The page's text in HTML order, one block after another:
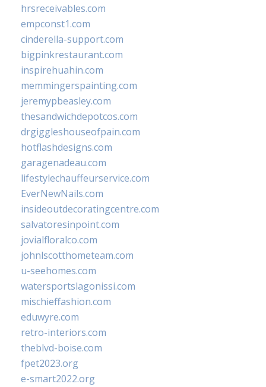
hrsreceivables.com
empconst1.com
cinderella-support.com
bigpinkrestaurant.com
inspirehuahin.com
memmingerspainting.com
jeremypbeasley.com
thesandwichdepotcos.com
drgiggleshouseofpain.com
hotflashdesigns.com
garagenadeau.com
lifestylechauffeurservice.com
EverNewNails.com
insideoutdecoratingcentre.com
salvatoresinpoint.com
jovialfloralco.com
johnlscotthometeam.com
u-seehomes.com
watersportslagonissi.com
mischieffashion.com
eduwyre.com
retro-interiors.com
theblvd-boise.com
fpet2023.org
e-smart2022.org